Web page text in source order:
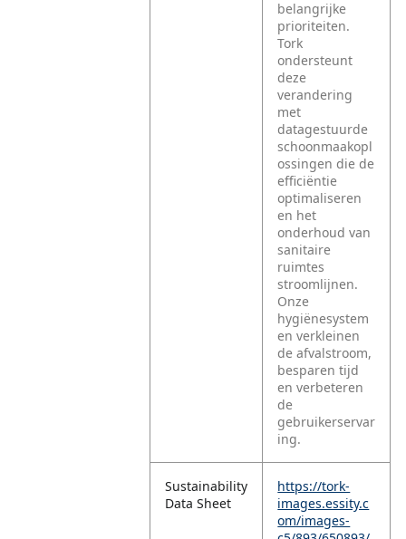
belangrijke
prioriteiten.
Tork
ondersteunt
deze
verandering
met
datagestuurde
schoonmaakopl
ossingen die de
efficiëntie
optimaliseren
en het
onderhoud van
sanitaire
ruimtes
stroomlijnen.
Onze
hygiënesystem
en verkleinen
de afvalstroom,
besparen tijd
en verbeteren
de
gebruikerservar
ing.
Sustainability
Data Sheet
https://tork-
images.essity.c
om/images-